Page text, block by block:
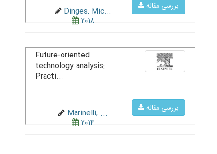
بررسی مقاله
Dinges, Mic...
2018
بررسی مقاله
Future-oriented
technology analysis:
Practi...
Marinelli, ...
2014